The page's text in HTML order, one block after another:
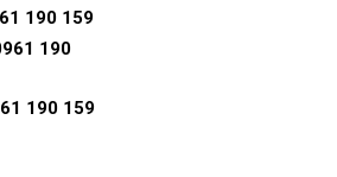
190 159
190
190 159